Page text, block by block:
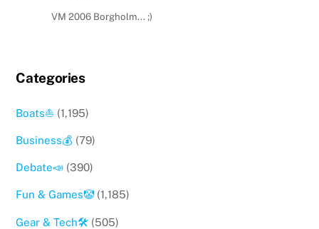
VM 2006 Borgholm... ;)
Categories
Boats⛵️ (1,195)
Business💰 (79)
Debate📣 (390)
Fun & Games🤡(1,185)
Gear & Tech🛠 (505)